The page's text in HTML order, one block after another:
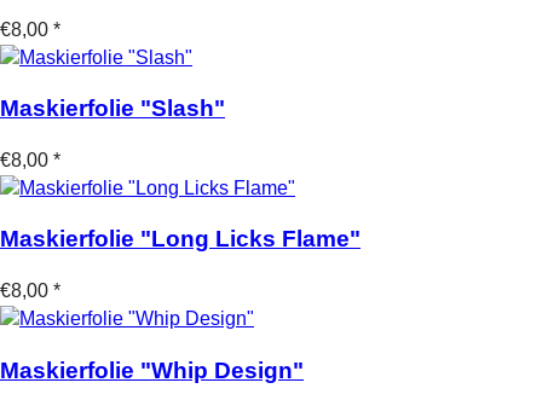
€8,00 *
Maskierfolie "Slash"
€8,00 *
Maskierfolie "Long Licks Flame"
€8,00 *
Maskierfolie "Whip Design"